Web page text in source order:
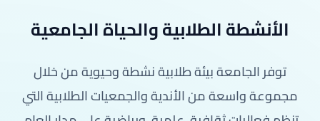
الأنشطة الطلابية والحياة الجامعية
توفر الجامعة بيئة طلابية نشطة وحيوية من خلال
مجموعة واسعة من الأندية والجمعيات الطلابية التي